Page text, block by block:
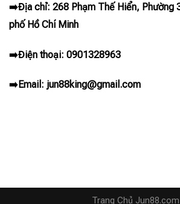
➡️Địa chỉ: 268 Phạm Thế Hiển, Phường
phố Hồ Chí Minh
➡️Điện thoại: 0901328963
➡️Email: jun88king@gmail.com
Trang Chủ Jun88.com